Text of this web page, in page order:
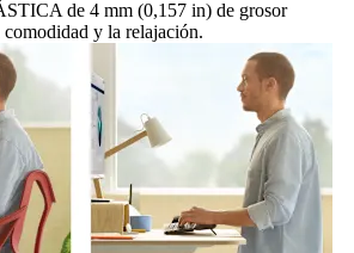
de 4 mm (0,157 in) de grosor
y la relajación.